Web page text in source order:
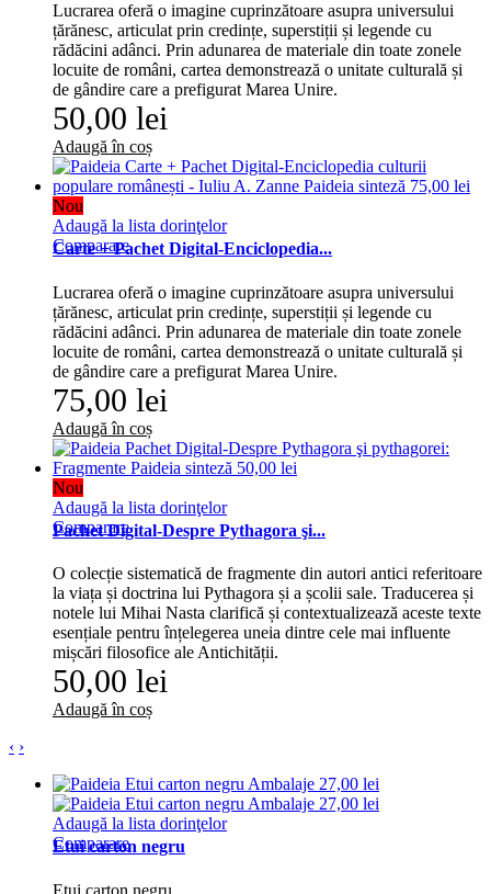
Lucrarea oferă o imagine cuprinzătoare asupra universului
țărănesc, articulat prin credințe, superstiții și legende cu
rădăcini adânci. Prin adunarea de materiale din toate zonele
locuite de români, cartea demonstrează o unitate culturală și
de gândire care a prefigurat Marea Unire.
50,00 lei
Adaugă în coș
Nou
Adaugă la lista dorinţelor
Comparare
Carte + Pachet Digital-Enciclopedia...
Lucrarea oferă o imagine cuprinzătoare asupra universului
țărănesc, articulat prin credințe, superstiții și legende cu
rădăcini adânci. Prin adunarea de materiale din toate zonele
locuite de români, cartea demonstrează o unitate culturală și
de gândire care a prefigurat Marea Unire.
75,00 lei
Adaugă în coș
Nou
Adaugă la lista dorinţelor
Comparare
Pachet Digital-Despre Pythagora şi...
O colecție sistematică de fragmente din autori antici referitoare
la viața și doctrina lui Pythagora și a școlii sale. Traducerea și
notele lui Mihai Nasta clarifică și contextualizează aceste texte
esențiale pentru înțelegerea uneia dintre cele mai influente
mișcări filosofice ale Antichității.
50,00 lei
Adaugă în coș
‹ ›
Adaugă la lista dorinţelor
Comparare
Etui carton negru
Etui carton negru